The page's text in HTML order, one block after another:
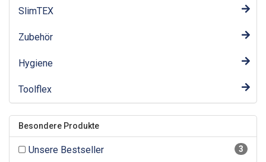
SlimTEX
Zubehör
Hygiene
Toolflex
Besondere Produkte
3
Unsere Bestseller